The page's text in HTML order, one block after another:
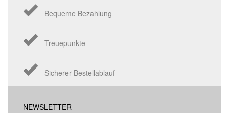
Bequeme Bezahlung
Treuepunkte
Sicherer Bestellablauf
NEWSLETTER